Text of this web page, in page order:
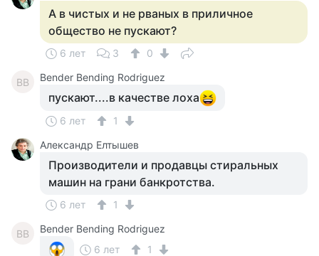
А в чистых и не рваных в приличное
общество не пускают?
6 лет 3 0
BB Bender Bending Rodriguez
пускают....в качестве лоха
6 лет
1
Александр Елтышев
Производители и продавцы стиральных
машин на грани банкротства.
6 лет 1
BB
Bender Bending Rodriguez
6 лет
1